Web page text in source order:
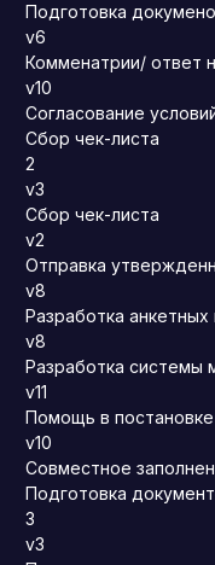
Подготовка
v6
Комменатрии/ ответ
v10
Согласование
Сбор чек-листа
2
v3
Сбор чек-листа
v2
Отправка
v8
Разработка анкетных
v8
Разработка системы
v11
Помощь в
v10
Совместное
Подготовка
3
v3